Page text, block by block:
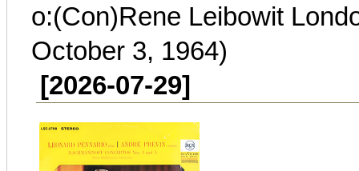
o:(Con)Rene Leibowit
October 3, 1964)
[2026-07-29]